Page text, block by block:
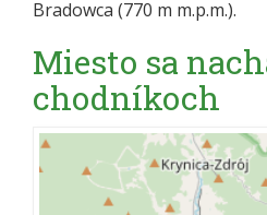
Bradowca (770 m m.p.m.).
Miesto sa
chodníkoch